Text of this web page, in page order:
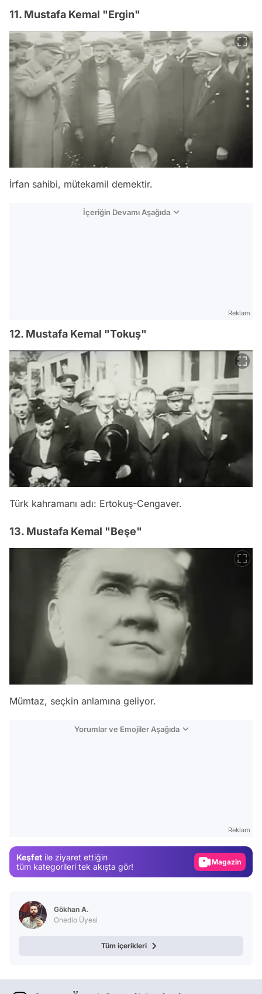
11. Mustafa Kemal "Ergin"
İrfan sahibi, mütekamil demektir.
İçeriğin Devamı Aşağıda
Reklam
12. Mustafa Kemal "Tokuş"
Türk kahramanı adı: Ertokuş-Cengaver.
13. Mustafa Kemal "Beşe"
Mümtaz, seçkin anlamına geliyor.
Yorumlar ve Emojiler Aşağıda
Reklam
Keşfet ile ziyaret ettiğin
tüm kategorileri tek akışta gör!
Video
Gökhan A.
Onedio Üyesi
Tüm içerikleri